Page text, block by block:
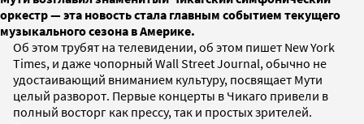
оркестр — эта новость стала главным событием текущего
музыкального сезона в Америке.
Об этом трубят на телевидении, об этом пишет New York
Times, и даже чопорный Wall Street Journal, обычно не
удостаивающий вниманием культуру, посвящает Мути
целый разворот. Первые концерты в Чикаго привели в
полный восторг как прессу, так и простых зрителей.